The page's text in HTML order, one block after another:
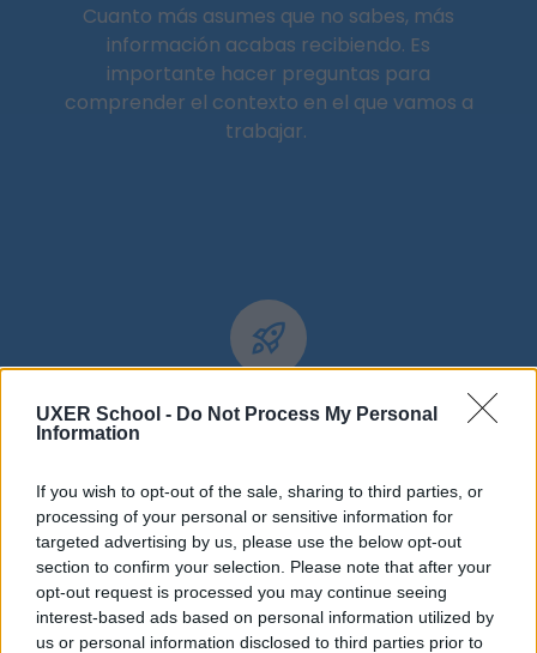
UXER School - Do Not Process My Personal
Information
If you wish to opt-out of the sale, sharing to third parties, or
processing of your personal or sensitive information for
targeted advertising by us, please use the below opt-out
section to confirm your selection. Please note that after your
opt-out request is processed you may continue seeing
interest-based ads based on personal information utilized by
us or personal information disclosed to third parties prior to
Cuanto más asumes que no sabes, más
información acabas recibiendo. Es
importante hacer preguntas para
comprender el contexto en el que vamos a
trabajar.
Enfrentarse a retos
En esos casos, intentamos acotar el alcance
del proyecto.